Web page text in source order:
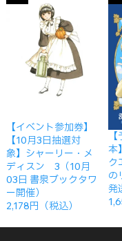
【イベント参加券】
【10月3日抽選対
象】シャーリー・メ
ディスン 3（10月
03日 書泉ブックタワ
ー開催）
2,178円（税込）
本
ク
の
発